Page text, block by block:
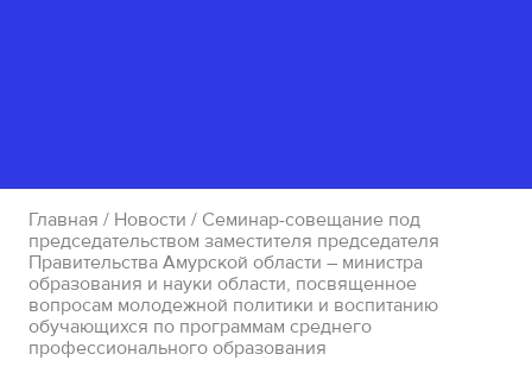
Главная / Новости / Семинар-совещание под
председательством заместителя председателя
Правительства Амурской области – министра
образования и науки области, посвященное
вопросам молодежной политики и воспитанию
обучающихся по программам среднего
профессионального образования